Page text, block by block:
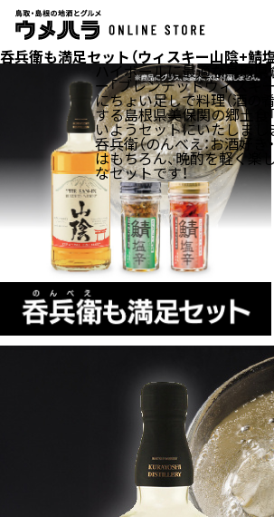
呑兵衛も満足セット（ウィスキー山陰+鯖
ハイボールに最適な鳥取
ー「ブレンデッドウィスキ
にちょい足しで料理（酒の
する島根県美保関の郷土食
いようセットにいたしまし
呑兵衛（のんべえ：お酒好き
はもちろん、晩酌を軽く楽
なセットです！